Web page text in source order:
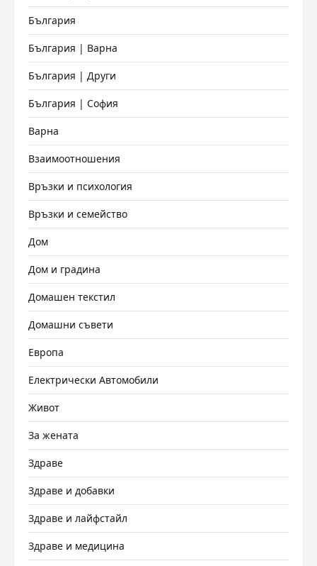
България
България | Варна
България | Други
България | София
Варна
Взаимоотношения
Връзки и психология
Връзки и семейство
Дом
Дом и градина
Домашен текстил
Домашни съвети
Европа
Електрически Автомобили
Живот
За жената
Здраве
Здраве и добавки
Здраве и лайфстайл
Здраве и медицина